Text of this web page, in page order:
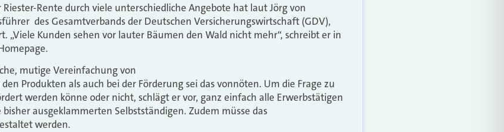
Rente durch viele unterschiedliche Angebote hat laut Jörg von
des Gesamtverbands der Deutschen Versicherungswirtschaft (GDV),
„Viele Kunden sehen vor lauter Bäumen den Wald nicht mehr“, schreibt er in
mutige Vereinfachung von
Produkten als auch bei der Förderung sei das vonnöten. Um die Frage zu
werden könne oder nicht, schlägt er vor, ganz einfach alle Erwerbstätigen
ausgeklammerten Selbstständigen. Zudem müsse das
werden.